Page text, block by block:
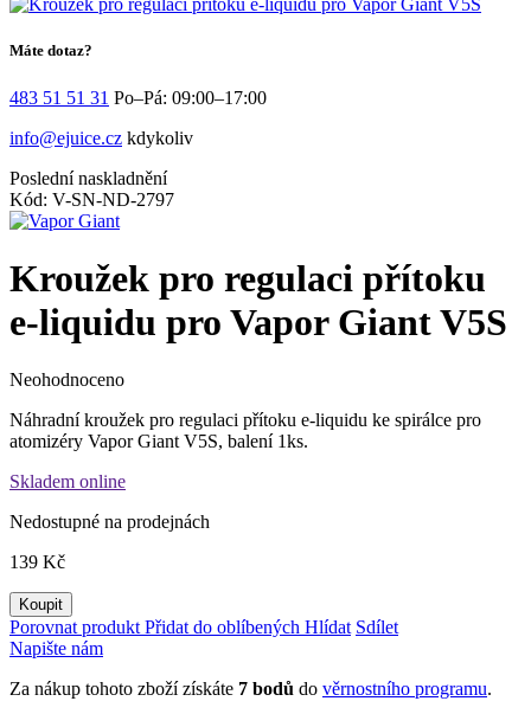
Máte dotaz?
483 51 51 31 Po–Pá: 09:00–17:00
info@ejuice.cz kdykoliv
Poslední naskladnění
Kód: V-SN-ND-2797
Kroužek pro regulaci přítoku
e-liquidu pro Vapor Giant V5S
Neohodnoceno
Náhradní kroužek pro regulaci přítoku e-liquidu ke spirálce pro
atomizéry Vapor Giant V5S, balení 1ks.
Skladem online
Nedostupné na prodejnách
139 Kč
Koupit
Porovnat produktPřidat do oblíbených Hlídat Sdílet
Napište nám
Za nákup tohoto zboží získáte 7 bodů do věrnostního programu.